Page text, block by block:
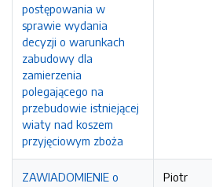
postępowania w
sprawie wydania
decyzji o warunkach
zabudowy dla
zamierzenia
polegającego na
przebudowie istniejącej
wiaty nad koszem
przyjęciowym zboża
ZAWIADOMIENIE o
Piotr